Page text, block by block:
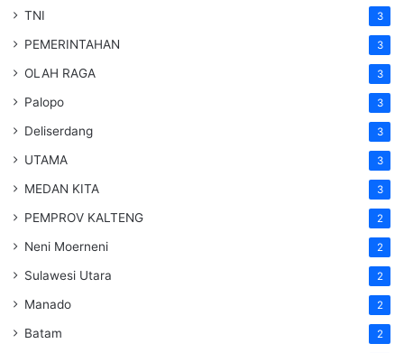
TNI 3
PEMERINTAHAN 3
OLAH RAGA 3
Palopo 3
Deliserdang 3
UTAMA 3
MEDAN KITA 3
PEMPROV KALTENG 2
Neni Moerneni 2
Sulawesi Utara 2
Manado 2
Batam 2